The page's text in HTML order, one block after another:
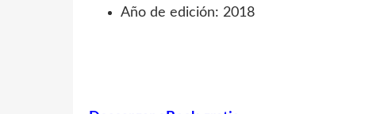
Año de edición: 2018